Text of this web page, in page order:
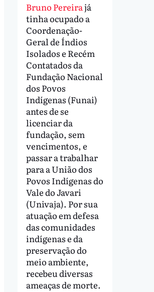
Bruno Pereirajá
tinha ocupado a
Coordenação-
Geral de Índios
Isolados e Recém
Contatados da
Fundação Nacional
dos Povos
Indígenas (Funai)
antes de se
licenciar da
fundação, sem
vencimentos, e
passar a trabalhar
para a União dos
Povos Indígenas do
Vale do Javari
(Univaja). Por sua
atuação em defesa
das comunidades
indígenas e da
preservação do
meio ambiente,
recebeu diversas
ameaças de morte.